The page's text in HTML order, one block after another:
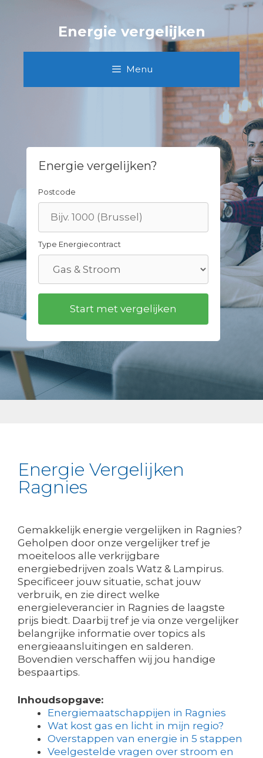
Energie vergelijken
Menu
Energie vergelijken?
Postcode
Type Energiecontract
Energie Vergelijken
Ragnies
Gemakkelijk energie vergelijken in Ragnies?
Geholpen door onze vergelijker tref je
moeiteloos alle verkrijgbare
energiebedrijven zoals Watz & Lampirus.
Specificeer jouw situatie, schat jouw
verbruik, en zie direct welke
energieleverancier in Ragnies de laagste
prijs biedt. Daarbij tref je via onze vergelijker
belangrijke informatie over topics als
energieaansluitingen en salderen.
Bovendien verschaffen wij jou handige
bespaartips.
Inhoudsopgave:
Energiemaatschappijen in Ragnies
Wat kost gas en licht in mijn regio?
Overstappen van energie in 5 stappen
Veelgestelde vragen over stroom en